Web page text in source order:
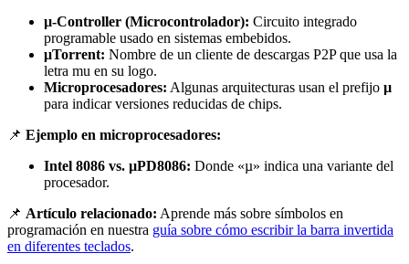
µ-Controller (Microcontrolador): Circuito integrado
programable usado en sistemas embebidos.
μTorrent: Nombre de un cliente de descargas P2P que usa la
letra mu en su logo.
Microprocesadores: Algunas arquitecturas usan el prefijo µ
para indicar versiones reducidas de chips.
📌 Ejemplo en microprocesadores:
Intel 8086 vs. µPD8086: Donde «µ» indica una variante del
procesador.
📌 Artículo relacionado: Aprende más sobre símbolos en
programación en nuestra guía sobre cómo escribir la barra invertida
en diferentes teclados.